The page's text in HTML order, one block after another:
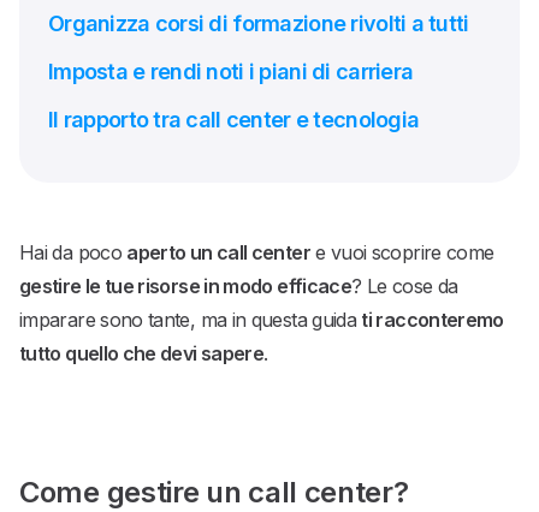
Organizza corsi di formazione rivolti a tutti
Imposta e rendi noti i piani di carriera
Il rapporto tra call center e tecnologia
Hai da poco aperto un call centere vuoi scoprire come
gestire le tue risorse in modo efficace? Le cose da
imparare sono tante, ma in questa guida ti racconteremo
tutto quello che devi sapere.
Come gestire un call center?